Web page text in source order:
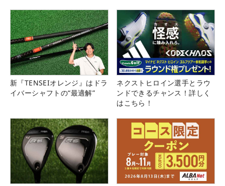
新『TENSEIオレンジ』はドラ
イバーシャフトの“最適解”
ネクストヒロイン選手とラウ
ンドできるチャンス！詳しく
はこちら！